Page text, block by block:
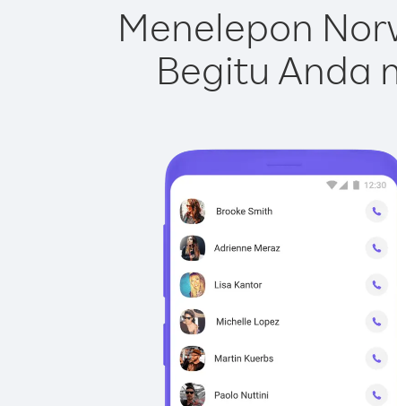
Menelepon
Begitu Anda